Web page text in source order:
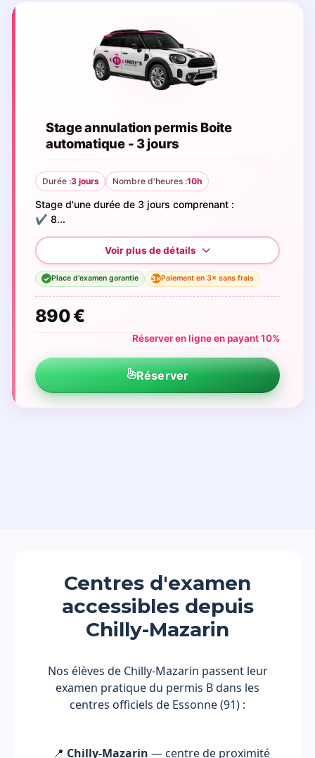
Stage annulation permis Boite
automatique - 3 jours
Durée :3 jours Nombre d'heures :10h
Stage d'une durée de 3 jours comprenant :
✔️ 8...
✓ Place d'examen garantie 3×Paiement en 3× sans frais
890 €
Réserver en ligne en payant 10%
Réserver
Centres d'examen
accessibles depuis
Chilly-Mazarin
Nos élèves de Chilly-Mazarin passent leur
examen pratique du permis B dans les
centres officiels de Essonne (91) :
📍 Chilly-Mazarin — centre de proximité